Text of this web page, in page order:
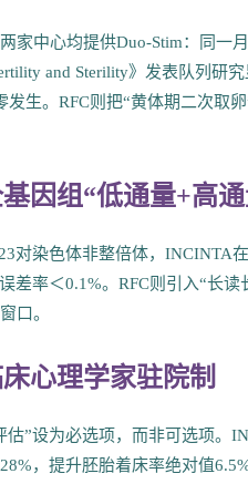
家中心均提供Duo-Stim：同一
and Sterility》发表队列研
发生。RFC则把“黄体期二次取
因组“低通量+高
对染色体非整倍体，INCINTA
误差率＜0.1%。RFC则引入“长
口。
心理学家驻院制
估”设为必选项，而非可选项。
，提升胚胎着床率绝对值